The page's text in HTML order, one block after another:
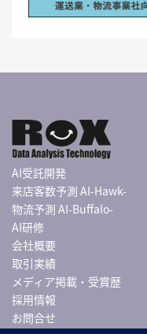
AI受託開発
来店客数予測 AI-Hawk-
物流予測 AI-Buffalo-
AI研修
会社概要
取引実績
メディア掲載・受賞歴
採用情報
お問合せ